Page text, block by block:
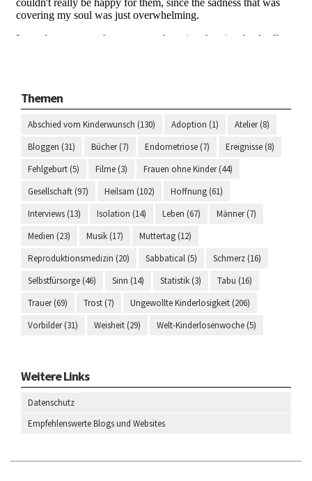
Themen
Abschied vom Kinderwunsch (130) Adoption (1)
Atelier (8)
Bloggen (31)
Bücher (7) Endometriose (7)
Ereignisse (8)
Fehlgeburt (5)
Filme (3)
Frauen ohne Kinder (44)
Gesellschaft (97)
Heilsam (102)
Hoffnung (61)
Interviews (13)
Isolation (14) Leben (67)
Männer (7)
Medien (23)
Musik (17)
Muttertag (12)
Reproduktionsmedizin (20)
Sabbatical (5)
Schmerz (16)
Selbstfürsorge (46)
Sinn (14) Statistik (3)
Tabu (16)
Trauer (69)
Trost (7)
Ungewollte Kinderlosigkeit (206)
Vorbilder (31)
Weisheit (29) Welt-Kinderlosenwoche (5)
Weitere Links
Datenschutz
Empfehlenswerte Blogs und Websites